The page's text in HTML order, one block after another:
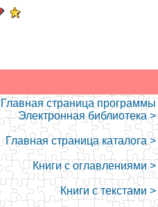
Главная страница программы
Электронная библиотека >
Главная страница каталога >
Книги с оглавлениями >
Книги с текстами >